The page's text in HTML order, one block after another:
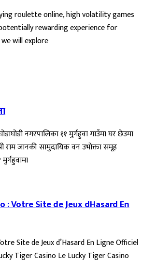
roulette online, high volatility games
rewarding experience for
will explore
नगरपालिका ११ मुर्गहुवा गाउँमा घर छेउमा
राम जानकी सामुदायिक वन उभोक्ता समूह
: Votre Site de Jeux dHasard En
Site de Jeux d’Hasard En Ligne Officiel
Tiger Casino Le Lucky Tiger Casino